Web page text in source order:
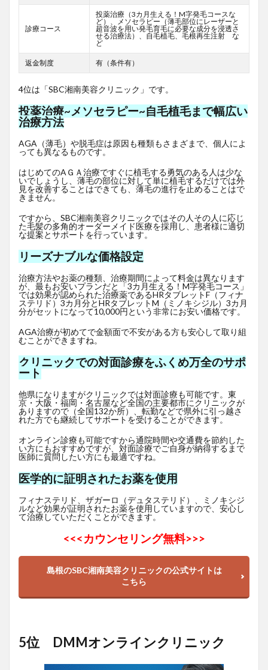
診療コース
投薬治療（3カ月生える！M字発毛コースな
ど）、メソセラピー（薄毛部位にレーザーと
超音波を用い発毛育毛に必要な成分を浸透さ
せる治療法）、自毛植毛、毛根再生注射 な
ど
返金制度 有（条件有）
4位は「SBC湘南美容クリニック」です。
投薬治療~メソセラピー~自毛植毛まで幅広い
治療方法
AGA（薄毛）や脱毛症は原因も種類もさまざまで、個人によ
っても異なるものです。
はじめてのAＧＡ治療ですぐに植毛する勇気のある人は少な
いでしょうし、薄毛の部位に対して単に植毛するだけでは外
見を改善することはできても、薄毛の進行を止めることはで
きません。
ですから、SBC湘南美容クリニックではその人その人に応じ
た毛髪の多角的オーダーメイド医療を採用し、患者様に適切
な提案とサポートを行っています。
リーズナブルな価格設定
治療方法やお薬の種類、治療期間によって料金は異なります
が、最もお安いプランだと「3カ月生える！M字発毛コース」
では効果が認められた治療薬であるHRタブレットF （フィナ
ステリド）3カ月分とHRタブレットM（ミノキシジル）3カ月
分がセットになって10,000円という非常にお安い価格です。
AGA治療が初めてで金額面で不安がある方も安心して取り組
むことができますね。
クリニックでの対面診療をふくめ万全のサポ
ート
他県になりますがクリニックでは対面診療も可能です。東
京・大阪・福岡・名古屋など全国の主要都市にクリニックが
ありますので（全国132か所）、転勤などで県外に引っ越さ
れた方でも継続してサポートを受けることができます。
オンライン診療も可能ですから通院時間や交通費を節約した
い方にもおすすめですが、対面診療でご自身が納得するまで
医師に質問したい方にも最適ですね。
医学的に証明されたお薬を使用
フィナステリド、ザガーロ（デュタステリド）、ミノキシジ
ルなど効果が証明されたお薬を使用していますので、安心し
て治療していただくことができます。
<<<カウンセリング無料>>>
島根のSBC湘南美容クリニックの公式サイトは
こちら
5位 DMMオンラインクリニック